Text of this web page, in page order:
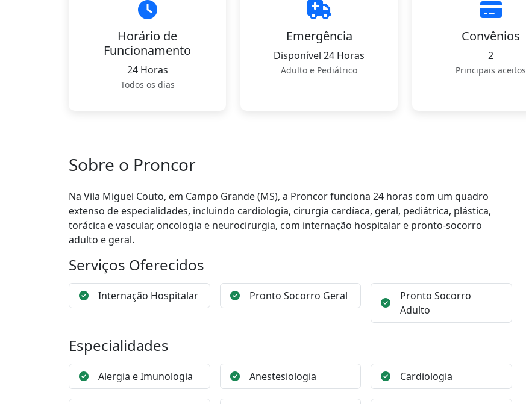
Horário de
Funcionamento
24 Horas
Todos os dias
Emergência
Disponível 24 Horas
Adulto e Pediátrico
Convênios
2
Principais aceitos
Sobre o Proncor
Na Vila Miguel Couto, em Campo Grande (MS), a Proncor funciona 24 horas com um quadro
extenso de especialidades, incluindo cardiologia, cirurgia cardíaca, geral, pediátrica, plástica,
torácica e vascular, oncologia e neurocirurgia, com internação hospitalar e pronto-socorro
adulto e geral.
Serviços Oferecidos
Internação Hospitalar Pronto Socorro Geral
Pronto Socorro
Adulto
Especialidades
Alergia e Imunologia Anestesiologia Cardiologia